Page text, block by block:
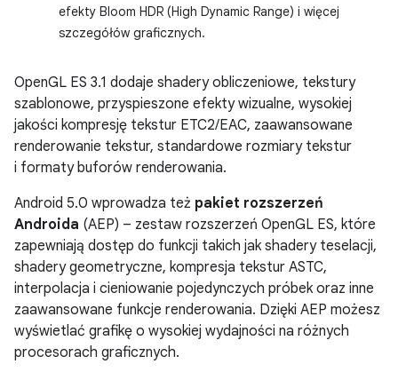
efekty Bloom HDR (High Dynamic Range) i więcej
szczegółów graficznych.
OpenGL ES 3.1 dodaje shadery obliczeniowe, tekstury
szablonowe, przyspieszone efekty wizualne, wysokiej
jakości kompresję tekstur ETC2/EAC, zaawansowane
renderowanie tekstur, standardowe rozmiary tekstur
i formaty buforów renderowania.
Android 5.0 wprowadza też pakiet rozszerzeń
Androida (AEP) – zestaw rozszerzeń OpenGL ES, które
zapewniają dostęp do funkcji takich jak shadery teselacji,
shadery geometryczne, kompresja tekstur ASTC,
interpolacja i cieniowanie pojedynczych próbek oraz inne
zaawansowane funkcje renderowania. Dzięki AEP możesz
wyświetlać grafikę o wysokiej wydajności na różnych
procesorach graficznych.